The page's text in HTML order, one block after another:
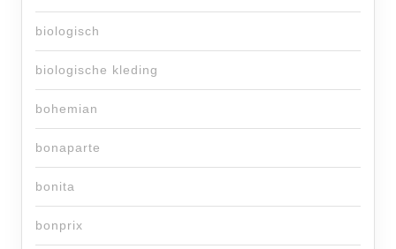
biologisch
biologische kleding
bohemian
bonaparte
bonita
bonprix